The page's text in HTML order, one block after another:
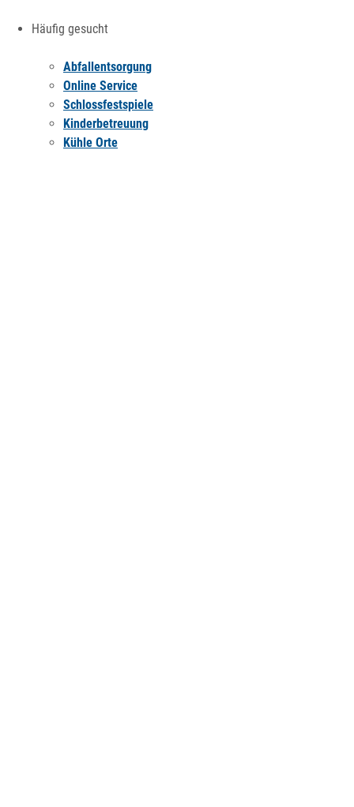
Häufig gesucht
Abfallentsorgung
Online Service
Schlossfestspiele
Kinderbetreuung
Kühle Orte